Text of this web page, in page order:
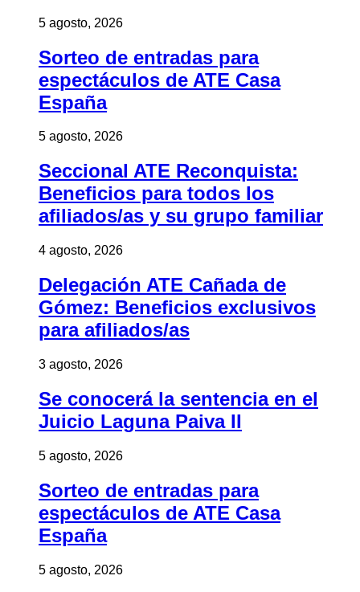
5 agosto, 2026
Sorteo de entradas para
espectáculos de ATE Casa
España
5 agosto, 2026
Seccional ATE Reconquista:
Beneficios para todos los
afiliados/as y su grupo familiar
4 agosto, 2026
Delegación ATE Cañada de
Gómez: Beneficios exclusivos
para afiliados/as
3 agosto, 2026
Se conocerá la sentencia en el
Juicio Laguna Paiva II
5 agosto, 2026
Sorteo de entradas para
espectáculos de ATE Casa
España
5 agosto, 2026